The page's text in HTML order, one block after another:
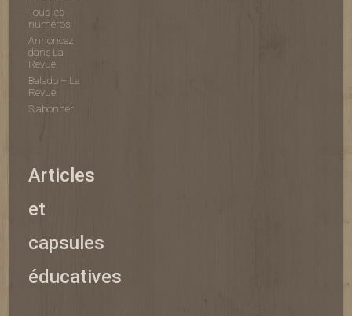
Tous les
numéros
Annoncez
dans La
Revue
Balado – La
Revue
S'abonner
Articles
et
capsules
éducatives